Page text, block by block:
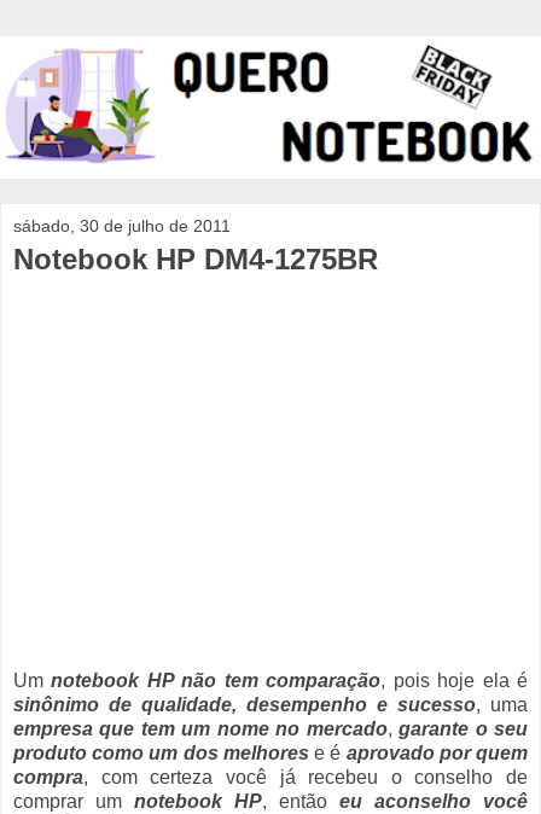
sábado, 30 de julho de 2011
Notebook HP DM4-1275BR
Umnotebook HP não tem comparação, pois hoje ela é
sinônimo de qualidade, desempenho e sucesso, uma
empresa que tem um nome no mercado,garante o seu
produto como um dos melhores e é aprovado por quem
compra, com certeza você já recebeu o conselho de
comprar um notebook HP, então eu aconselho você